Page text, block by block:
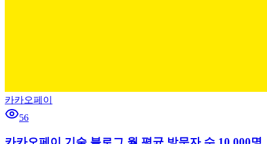
카카오페이
56